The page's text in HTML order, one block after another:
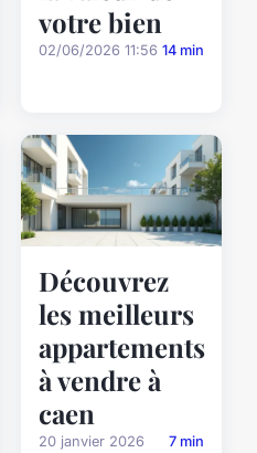
votre bien
02/06/2026 11:56 14 min
Découvrez
les meilleurs
appartements
à vendre à
caen
20 janvier 2026 7 min